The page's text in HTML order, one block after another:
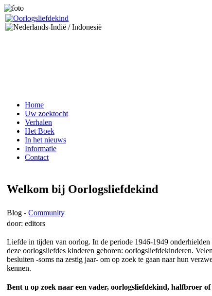
Home
Uw zoektocht
Verhalen
Het Boek
In het nieuws
Informatie
Contact
Welkom bij Oorlogsliefdekind
Blog - Community
door: editors
Liefde in tijden van oorlog. In de periode 1946-1949
deze oorlogsliefdes kinderen geboren: oorlogsliefdekinderen.
besluiten -soms na zestig jaar- om op zoek te gaan naar hun
kennen.
Bent u op zoek naar een vader, oorlogsliefdekind, halfbroer